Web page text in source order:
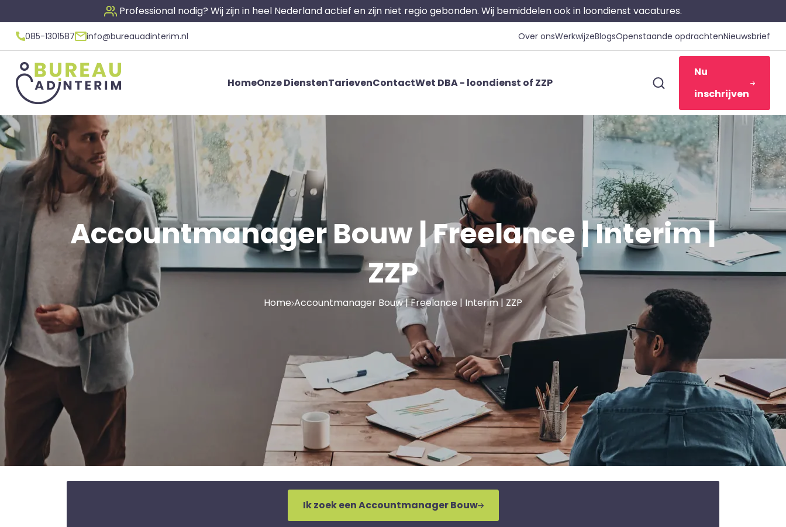
Professional nodig? Wij zijn in heel Nederland actief en zijn niet regio gebonden. Wij bemiddelen ook in loondienst vacatures.
085-1301587 info@bureauadinterim.nl Over onsWerkwijzeBlogsOpenstaande opdrachtenNieuwsbrief
HomeOnze DienstenTarievenContactWet DBA - loondienst of ZZP
Nu
inschrijven
Accountmanager Bouw | Freelance | Interim |
ZZP
Home Accountmanager Bouw | Freelance | Interim | ZZP
Ik zoek een Accountmanager Bouw